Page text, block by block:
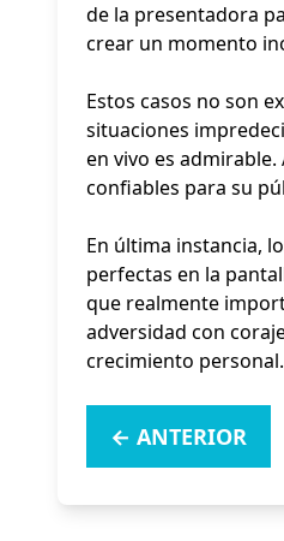
de la presentadora
crear un momento
Estos casos no son
situaciones
en vivo es
confiables para su
En última instancia,
perfectas en la
que realmente
adversidad con
crecimiento personal.
← ANTERIOR